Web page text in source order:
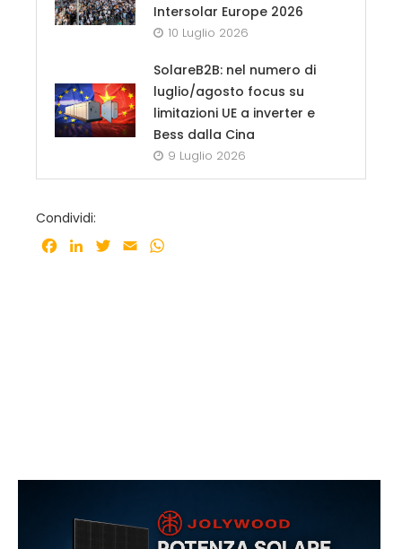
Intersolar Europe 2026
10 Luglio 2026
SolareB2B: nel numero di
luglio/agosto focus su
limitazioni UE a inverter e
Bess dalla Cina
9 Luglio 2026
Condividi:
Facebook
LinkedInTwitter
Email